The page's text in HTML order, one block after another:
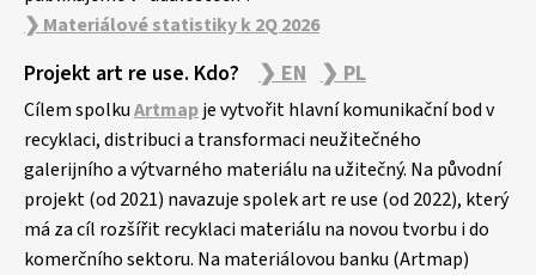
❯ Materiálové statistiky k 2Q 2026
Projekt art re use. Kdo? ❯ EN ❯ PL
Cílem spolkuArtmapje vytvořit hlavní komunikační bod v
recyklaci, distribuci a transformaci neužitečného
galerijního a výtvarného materiálu na užitečný. Na původní
projekt (od 2021) navazuje spolek art re use (od 2022), který
má za cíl rozšířit recyklaci materiálu na novou tvorbu i do
komerčního sektoru. Na materiálovou banku (Artmap)